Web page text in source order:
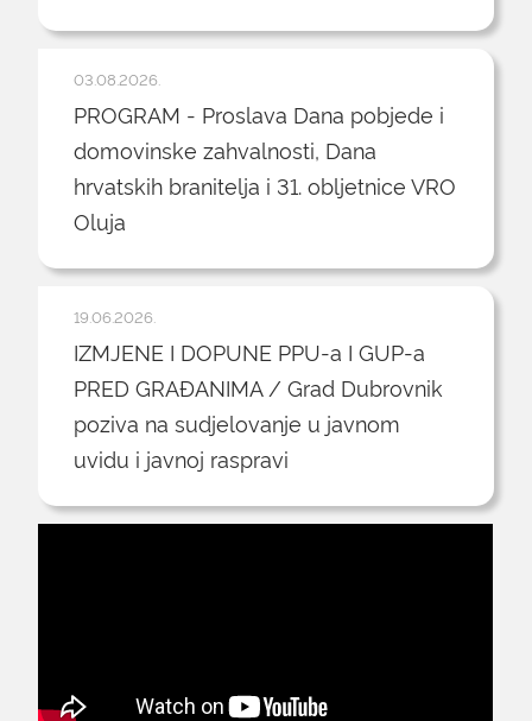
03.08.2026.
PROGRAM - Proslava Dana pobjede i
domovinske zahvalnosti, Dana
hrvatskih branitelja i 31. obljetnice VRO
Oluja
19.06.2026.
IZMJENE I DOPUNE PPU-a I GUP-a
PRED GRAĐANIMA / Grad Dubrovnik
poziva na sudjelovanje u javnom
uvidu i javnoj raspravi